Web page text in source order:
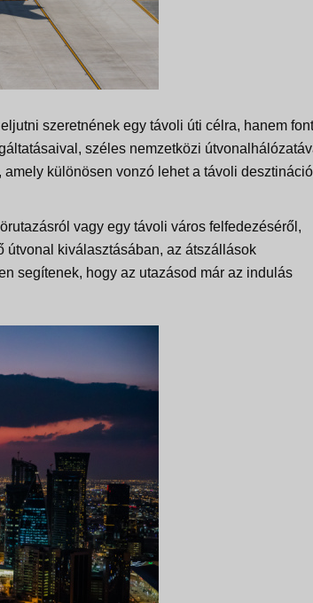
szeretnének egy távoli úti célra, hanem
széles nemzetközi
különösen vonzó lehet a távoli
vagy egy távoli város felfedezéséről,
útvonal kiválasztásában, az átszállások
segítenek, hogy az utazásod már az indulás